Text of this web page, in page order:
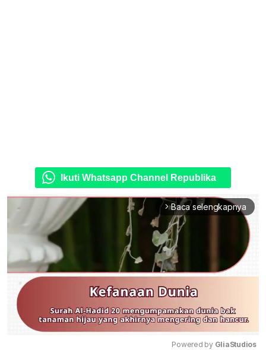
Ikuti Whatsapp Channel Republika
arrow_forward_ios Baca selengkapnya
Powered by GliaStudios